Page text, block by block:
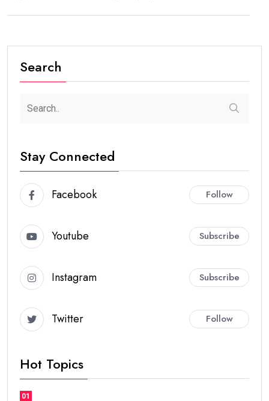
Search
Stay Connected
Facebook Follow
Youtube Subscribe
Instagram Subscribe
Twitter Follow
Hot Topics
01